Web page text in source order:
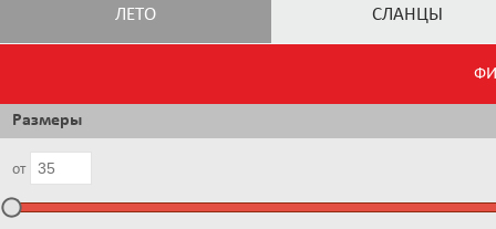
ЛЕТО СЛАНЦЫ
Размеры
от